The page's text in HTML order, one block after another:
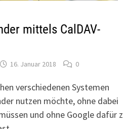
mittels CalDAV-
16. Januar 2018 0
verschiedenen Systemen
nutzen möchte, ohne dabei
und ohne Google dafür